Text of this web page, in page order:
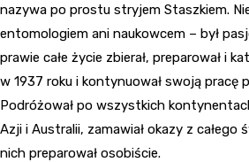
nazywa po prostu stryjem Staszkiem.
entomologiem ani naukowcem – był
prawie całe życie zbierał, preparował i
w 1937 roku i kontynuował swoją pracę
Podróżował po wszystkich
Azji i Australii, zamawiał okazy z całego
nich preparował osobiście.